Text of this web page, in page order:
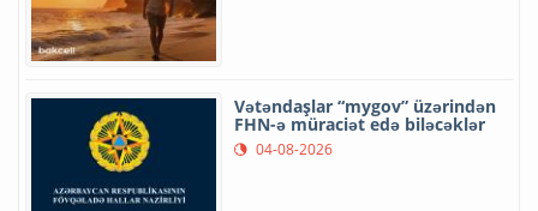
Vətəndaşlar “mygov” üzərindən
FHN-ə müraciət edə biləcəklər
04-08-2026